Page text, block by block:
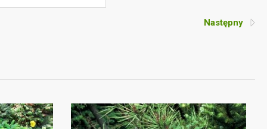
Następny